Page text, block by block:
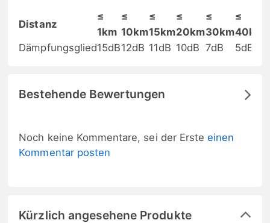
Distanz
≤
1km
≤
10km
≤
15km
≤
20km
≤
30km
≤
40km
Dämpfungsglied15dB12dB 11dB 10dB 7dB 5dB
Bestehende Bewertungen
Noch keine Kommentare, sei der Ersteeinen
Kommentar posten
Kürzlich angesehene Produkte